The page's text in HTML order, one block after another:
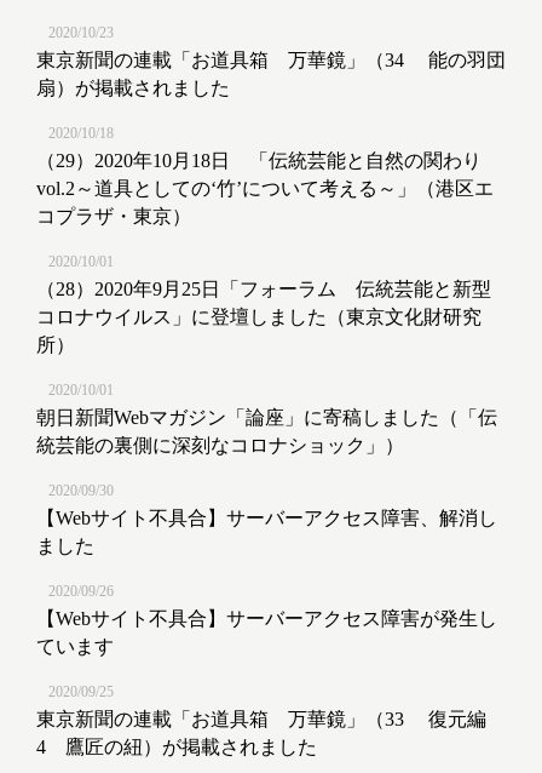
2020/10/23
東京新聞の連載「お道具箱 万華鏡」（34 能の羽団
扇）が掲載されました
2020/10/18
（29）2020年10月18日 「伝統芸能と自然の関わり
vol.2～道具としての‘竹’について考える～」（港区エ
コプラザ・東京）
2020/10/01
（28）2020年9月25日「フォーラム 伝統芸能と新型
コロナウイルス」に登壇しました（東京文化財研究
所）
2020/10/01
朝日新聞Webマガジン「論座」に寄稿しました（「伝
統芸能の裏側に深刻なコロナショック」）
2020/09/30
【Webサイト不具合】サーバーアクセス障害、解消し
ました
2020/09/26
【Webサイト不具合】サーバーアクセス障害が発生し
ています
2020/09/25
東京新聞の連載「お道具箱 万華鏡」（33 復元編
4 鷹匠の紐）が掲載されました